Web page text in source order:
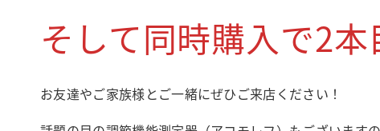
そして同時購入で2本
お友達やご家族様とご一緒にぜひご来店ください！